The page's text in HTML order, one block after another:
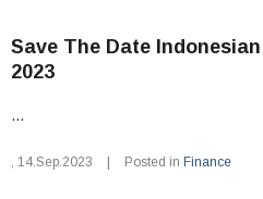
Save The Date
2023
...
, 14.Sep.2023 Posted in Finance